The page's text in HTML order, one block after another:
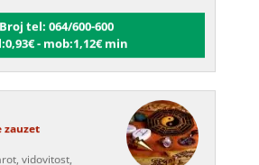
- mob:1,12€ min
vidovitost,